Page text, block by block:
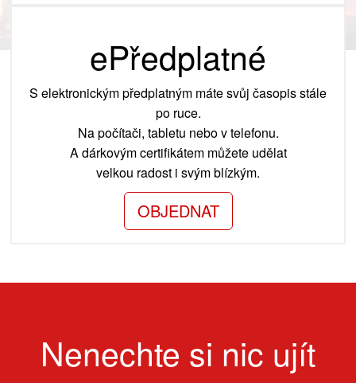
ePředplatné
S elektronickým předplatným máte svůj časopis stále
po ruce.
Na počítači, tabletu nebo v telefonu.
A dárkovým certifikátem můžete udělat
velkou radost i svým blízkým.
OBJEDNAT
Nenechte si nic ujít